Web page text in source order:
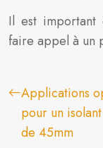
Il est
faire appel à un
Applications
pour un
de 45mm